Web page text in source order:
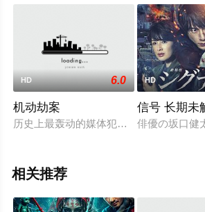
HD 6.0
机动劫案
历史上最轰动的媒体犯罪调查已经开始
HD
信号 长期未
俳優の坂口健
相关推荐